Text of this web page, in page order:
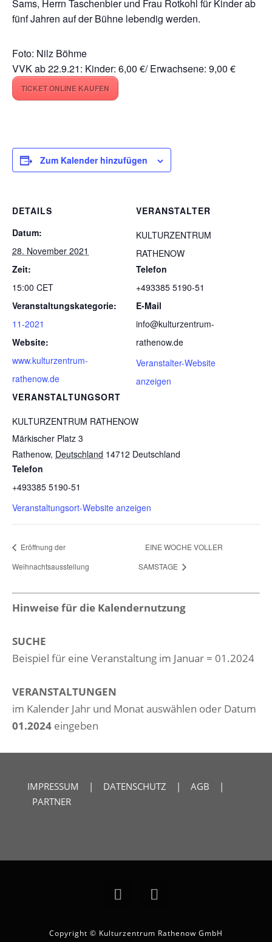
Sams, Herrn Taschenbier und Frau Rotkohl für Kinder ab
fünf Jahren auf der Bühne lebendig werden.
Foto: Nilz Böhme
VVK ab 22.9.21: Kinder: 6,00 €/ Erwachsene: 9,00 €
TICKET ONLINE KAUFEN
Zum Kalender hinzufügen
DETAILS
Datum:
28. November 2021
Zeit:
15:00 CET
Veranstaltungskategorie:
11-2021
Website:
www.kulturzentrum-
rathenow.de
VERANSTALTUNGSORT
KULTURZENTRUM RATHENOW
Märkischer Platz 3
Rathenow, Deutschland 14712 Deutschland
Telefon
+493385 5190-51
Veranstaltungsort-Website anzeigen
VERANSTALTER
KULTURZENTRUM
RATHENOW
Telefon
+493385 5190-51
E-Mail
info@kulturzentrum-
rathenow.de
Veranstalter-Website
anzeigen
Eröffnung der
Weihnachtsausstellung
EINE WOCHE VOLLER
SAMSTAGE
Hinweise für die Kalendernutzung
SUCHE
Beispiel für eine Veranstaltung im Januar = 01.2024
VERANSTALTUNGEN
im Kalender Jahr und Monat auswählen oder Datum
01.2024 eingeben
IMPRESSUM | DATENSCHUTZ | AGB |
PARTNER
Copyright © Kulturzentrum Rathenow GmbH